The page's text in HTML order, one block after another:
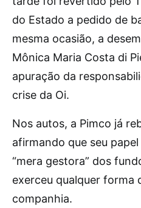
do Estado a pedido de
mesma ocasião, a
Mônica Maria Costa di
apuração da
crise da Oi.
Nos autos, a Pimco já
afirmando que seu
“mera gestora” dos
exerceu qualquer forma
companhia.